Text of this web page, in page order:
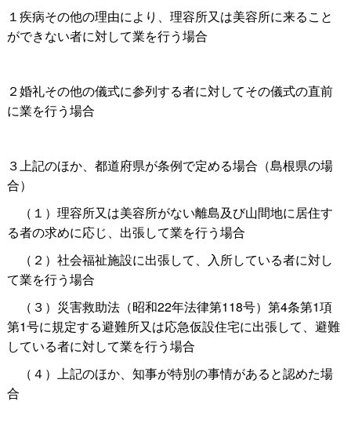
１疾病その他の理由により、理容所又は美容所に来ること
ができない者に対して業を行う場合
２婚礼その他の儀式に参列する者に対してその儀式の直前
に業を行う場合
３上記のほか、都道府県が条例で定める場合（島根県の場
合）
（１）理容所又は美容所がない離島及び山間地に居住す
る者の求めに応じ、出張して業を行う場合
（２）社会福祉施設に出張して、入所している者に対し
て業を行う場合
（３）災害救助法（昭和22年法律第118号）第4条第1項
第1号に規定する避難所又は応急仮設住宅に出張して、避難
している者に対して業を行う場合
（４）上記のほか、知事が特別の事情があると認めた場
合